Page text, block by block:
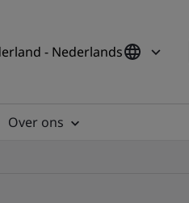
- Nederlands
Over ons